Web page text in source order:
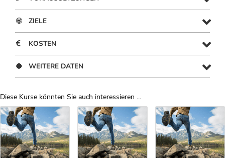
ZIELE
KOSTEN
WEITERE DATEN
Diese Kurse könnten Sie auch interessieren ...
Uber Weiterbildungsvorschläge